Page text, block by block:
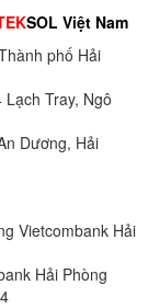
SOL Việt Nam
phố Hải
Tray, Ngô
Dương, Hải
Vietcombank Hải
Hải Phòng